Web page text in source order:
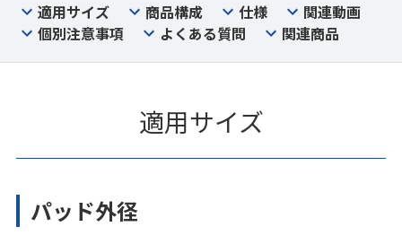
適用サイズ 商品構成 仕様
関連動画
個別注意事項
よくある質問 関連商品
適用サイズ
パッド外径